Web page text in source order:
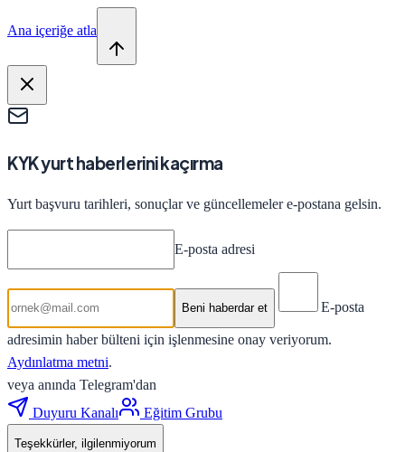
Ana içeriğe atla
KYK yurt haberlerini kaçırma
Yurt başvuru tarihleri, sonuçlar ve güncellemeler e-postana gelsin.
E-posta adresi
Beni haberdar et E-posta
adresimin haber bülteni için işlenmesine onay veriyorum.
Aydınlatma metni.
veya anında Telegram'dan
Duyuru Kanalı
Eğitim Grubu
Teşekkürler, ilgilenmiyorum